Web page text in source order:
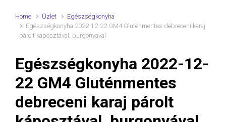
Home Üzlet
Egészségkonyha
Egészségkonyha 2022-12-22 GM4 Gluténmentes debreceni karaj
párolt káposztával, burgonyával
Egészségkonyha 2022-12-
22 GM4 Gluténmentes
debreceni karaj párolt